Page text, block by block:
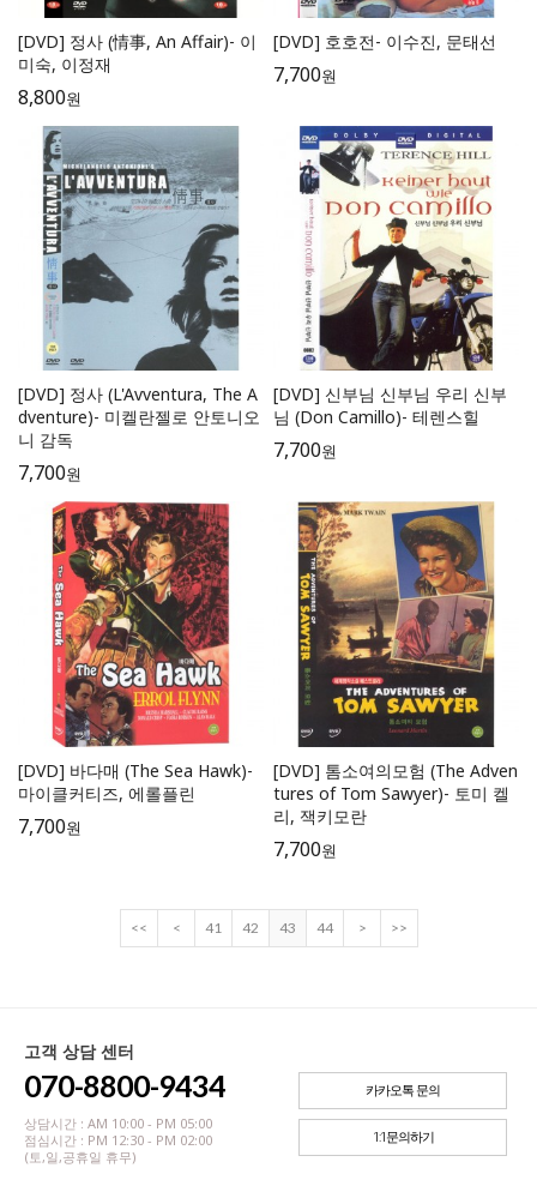
[DVD] 정사 (情事, An Affair)- 이
미숙, 이정재
8,800원
[DVD] 호호전- 이수진, 문태선
7,700원
[DVD] 정사 (L'Avventura, The A
dventure)- 미켈란젤로 안토니오
니 감독
7,700원
[DVD] 신부님 신부님 우리 신부
님 (Don Camillo)- 테렌스힐
7,700원
[DVD] 바다매 (The Sea Hawk)-
마이클커티즈, 에롤플린
7,700원
[DVD] 톰소여의모험 (The Adven
tures of Tom Sawyer)- 토미 켈
리, 잭키모란
7,700원
<< < 41 42 43 44 > >>
고객 상담 센터
070-8800-9434
상담시간 : AM 10:00 - PM 05:00
점심시간 : PM 12:30 - PM 02:00
(토,일,공휴일 휴무)
카카오톡 문의
1:1문의하기